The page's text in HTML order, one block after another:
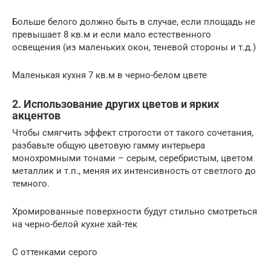
Больше белого должно быть в случае, если площадь не
превышает 8 кв.м и если мало естественного
освещения (из маленьких окон, теневой стороны и т.д.)
Маленькая кухня 7 кв.м в черно-белом цвете
2. Использование других цветов и ярких
акцентов
Чтобы смягчить эффект строгости от такого сочетания,
разбавьте общую цветовую гамму интерьера
монохромными тонами – серым, серебристым, цветом
металлик и т.п., меняя их интенсивность от светлого до
темного.
Хромированные поверхности будут стильно смотреться
на черно-белой кухне хай-тек
С оттенками серого